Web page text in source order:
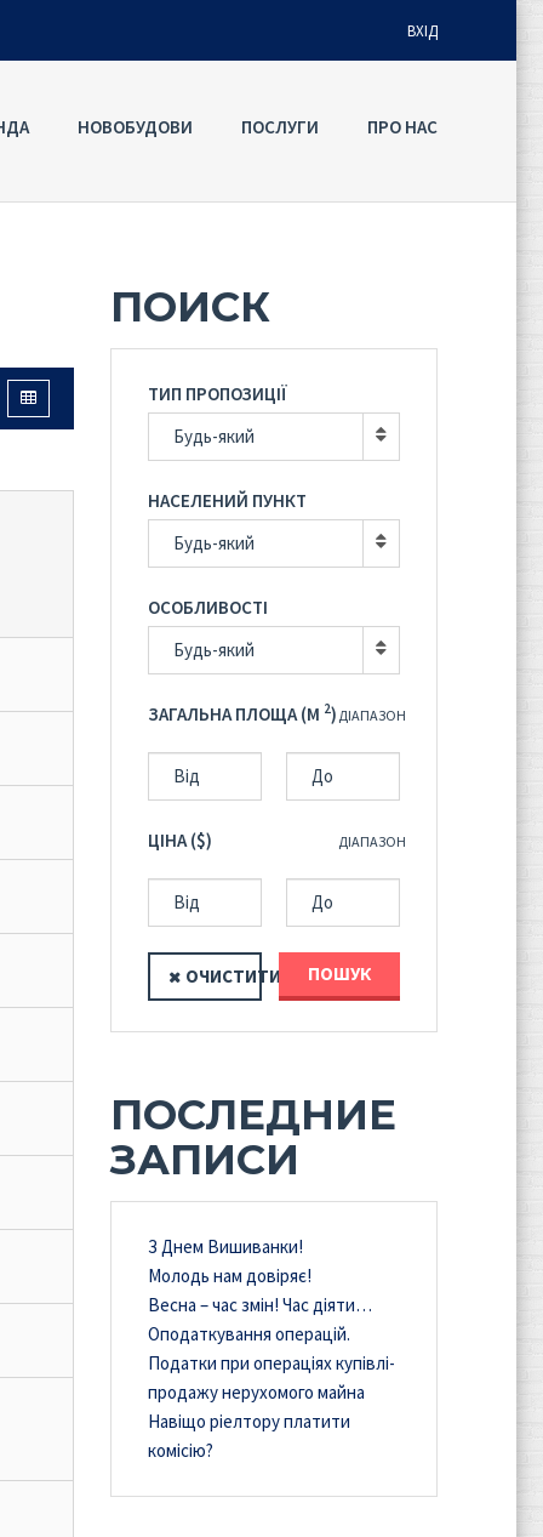
ВХІД
Ім'я користувача
пароль? УВІЙТИ
Запам'ятати мене
НОВОБУДОВИ ПОСЛУГИ ПРО НАС
ПОИСК
ТИП ПРОПОЗИЦІЇ
Будь-який
НАСЕЛЕНИЙ ПУНКТ
Будь-який
ОСОБЛИВОСТІ
Будь-який
ЗАГАЛЬНА ПЛОЩА (M 2) ДІАПАЗОН
ЦІНА ($) ДІАПАЗОН
ОЧИСТИТИ ПОШУК
ПОСЛЕДНИЕ
ЗАПИСИ
З Днем Вишиванки!
Молодь нам довіряє!
Весна – час змін! Час діяти…
Оподаткування операцій.
Податки при операціях купівлі-
продажу нерухомого майна
Навіщо ріелтору платити
комісію?